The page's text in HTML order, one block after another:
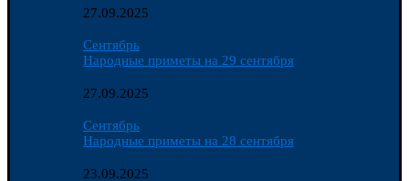
27.09.2025
Сентябрь
Народные приметы на 29 сентября
27.09.2025
Сентябрь
Народные приметы на 28 сентября
23.09.2025